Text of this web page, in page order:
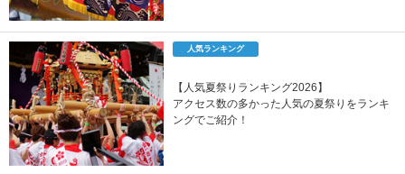
人気ランキング
【人気夏祭りランキング2026】
アクセス数の多かった人気の夏祭りをランキ
ングでご紹介！